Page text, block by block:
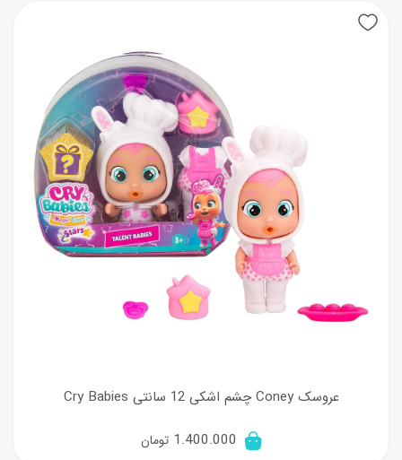
عروسک Coney چشم اشکی 12 سانتی Cry Babies
1.400.000 تومان